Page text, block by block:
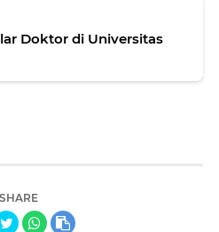
Doktor di Universitas
SHARE